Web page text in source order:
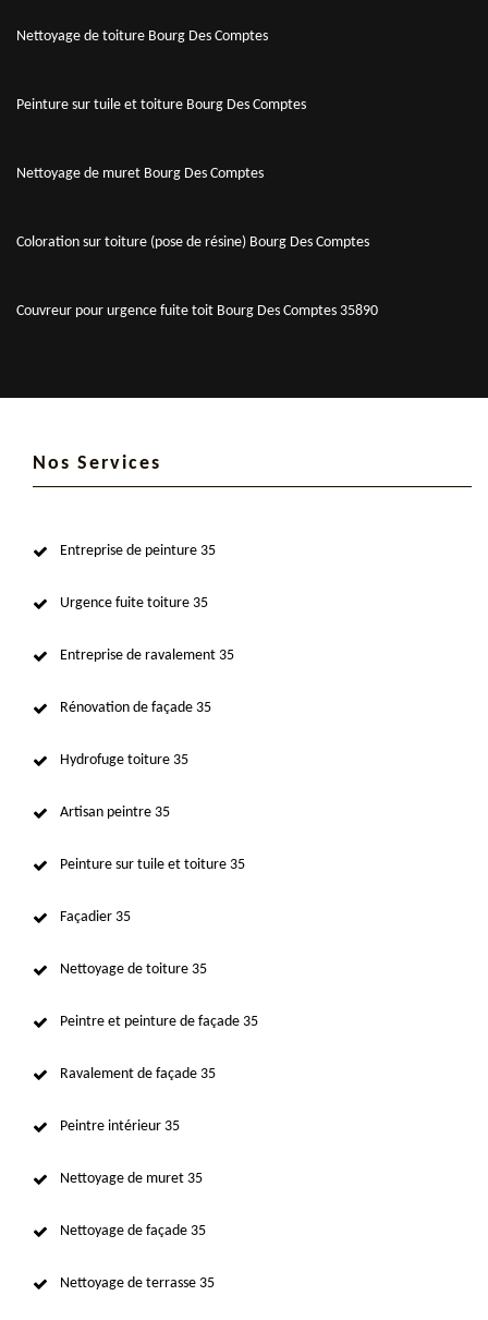
Nettoyage de toiture Bourg Des Comptes
Peinture sur tuile et toiture Bourg Des Comptes
Nettoyage de muret Bourg Des Comptes
Coloration sur toiture (pose de résine) Bourg Des Comptes
Couvreur pour urgence fuite toit Bourg Des Comptes 35890
Nos Services
Entreprise de peinture 35
Urgence fuite toiture 35
Entreprise de ravalement 35
Rénovation de façade 35
Hydrofuge toiture 35
Artisan peintre 35
Peinture sur tuile et toiture 35
Façadier 35
Nettoyage de toiture 35
Peintre et peinture de façade 35
Ravalement de façade 35
Peintre intérieur 35
Nettoyage de muret 35
Nettoyage de façade 35
Nettoyage de terrasse 35